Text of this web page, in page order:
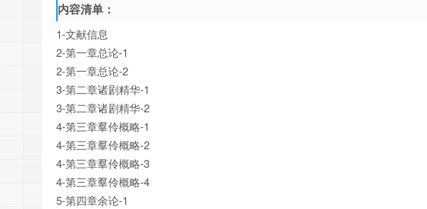
内容清单：
1-文献信息
2-第一章总论-1
2-第一章总论-2
3-第二章诸剧精华-1
3-第二章诸剧精华-2
4-第三章羣伶概略-1
4-第三章羣伶概略-2
4-第三章羣伶概略-3
4-第三章羣伶概略-4
5-第四章余论-1